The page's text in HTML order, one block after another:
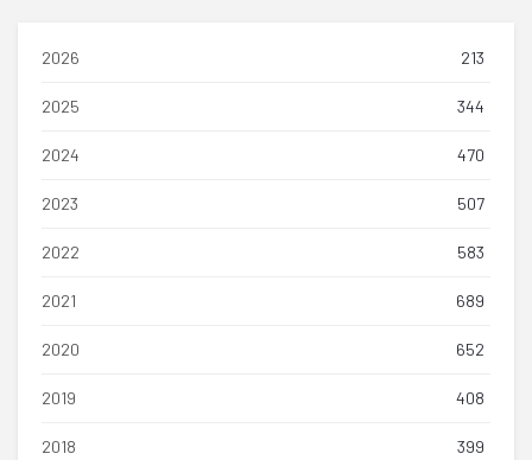
2026 213
2025 344
2024 470
2023 507
2022 583
2021 689
2020 652
2019 408
2018 399